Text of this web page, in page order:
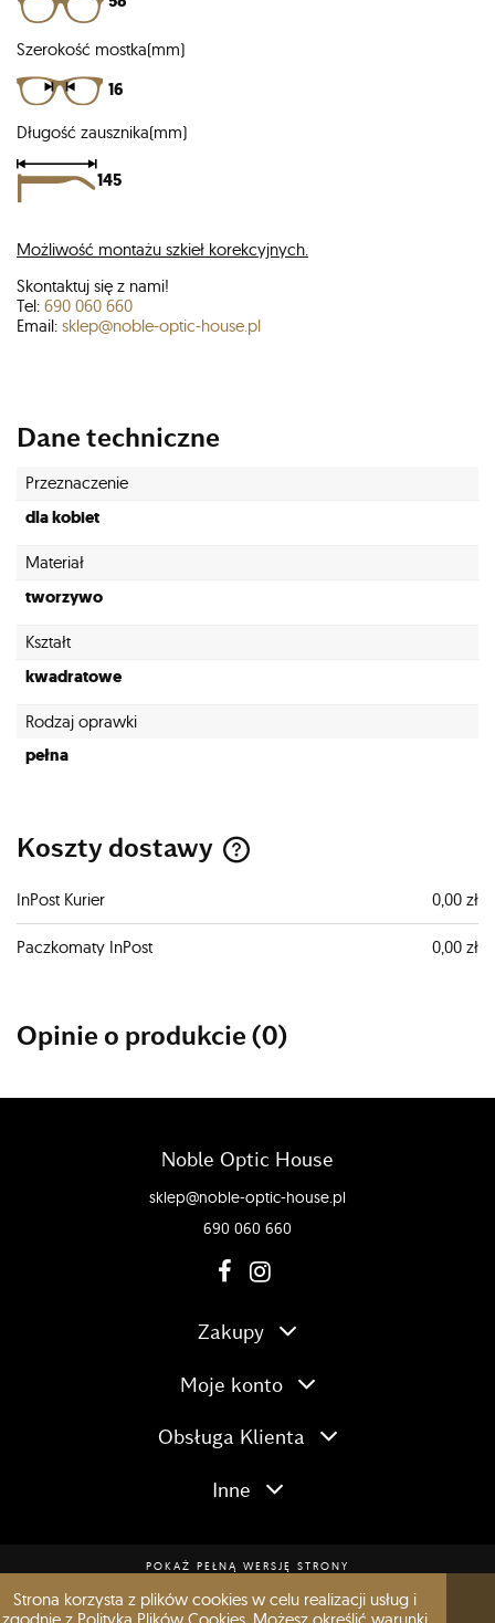
Strona korzysta z plików cookies w celu realizacji usług i
Szerokość mostka(mm)
16
Długość zausznika(mm)
145
Możliwość montażu szkieł korekcyjnych.
Skontaktuj się z nami!
Tel: 690 060 660
Email: sklep@noble-optic-house.pl
Dane techniczne
Przeznaczenie
dla kobiet
Materiał
tworzywo
Kształt
kwadratowe
Rodzaj oprawki
pełna
Koszty dostawy
Cena nie zawiera ewentualnych kosztów płatności
InPost Kurier 0,00 zł
Paczkomaty InPost 0,00 zł
Opinie o produkcie (0)
Noble Optic House
sklep@noble-optic-house.pl
690 060 660
Zakupy
Moje konto
Obsługa Klienta
Inne
POKAŻ PEŁNĄ WERSJĘ STRONY
Copyright © 2020 by Noble Optic House. Wszelkie prawa zastrzeżone.